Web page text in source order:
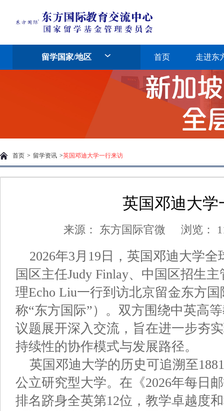
留学国家/地区 首页 走进东
首页 > 留学资讯 >英国邓迪大学一行来访
英国邓迪大学
来源： 东方国际官微 浏览：
2026年3月19日，英国邓迪大学全
国区主任Judy Finlay、中国区招生
理Echo Liu一行到访北京留金东方
称“东方国际”）。双方围绕中英高
议题展开深入交流，旨在进一步夯
持续性的协作模式与发展路径。
英国邓迪大学的历史可追溯至
公立研究型大学。在《2026年每日
排名跻身全英第12位，教学卓越度